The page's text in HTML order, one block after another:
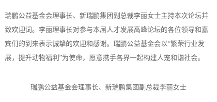
瑞鹏公益基金会理事长、新瑞鹏集团副总裁李丽女士主持本次论坛并
致欢迎词。李丽理事长对参与本届人才发展高峰论坛的各位领导和嘉
宾们的到来表示诚挚的欢迎和感谢。瑞鹏公益基金会以“繁荣行业发
展，提升动物福利”为使命，愿意携手各界一起构建人宠和谐社会。
瑞鹏公益基金会理事长、新瑞鹏集团副总裁李丽女士